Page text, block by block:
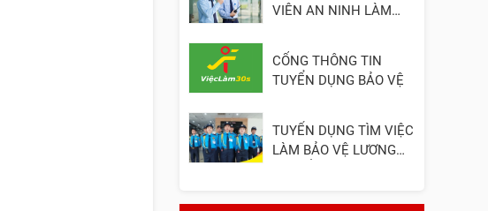
VIÊN AN NINH LÀM
CỔNG THÔNG TIN
TUYỂN DỤNG BẢO VỆ
TUYỂN DỤNG TÌM VIỆC
LÀM BẢO VỆ LƯƠNG